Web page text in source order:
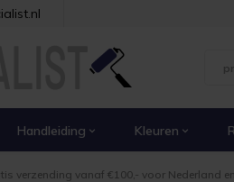
Handleiding Kleuren
verzending vanaf €100,- voor Nederland